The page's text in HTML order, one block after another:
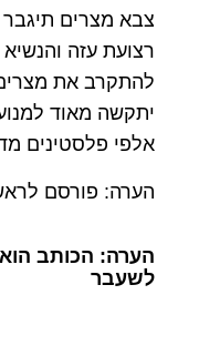
צבא מצרים תיגבר
רצועת עזה
להתקרב את
יתקשה מאוד
אלפי פלסטינים
הערה: פורסם
הערה: הכותב
לשעבר